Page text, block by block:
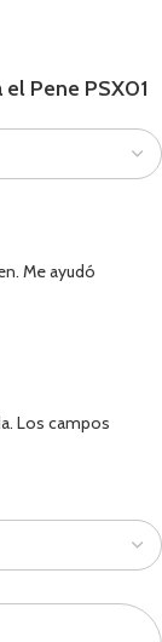
Pene PSX01
Me ayudó
Los campos